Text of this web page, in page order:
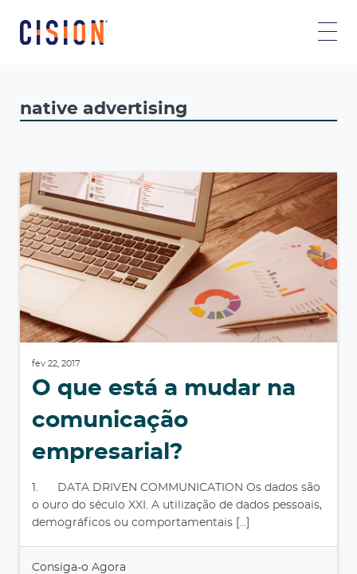
native advertising
fev 22, 2017
O que está a mudar na
comunicação
empresarial?
1. DATA DRIVEN COMMUNICATION Os dados são
o ouro do século XXI. A utilização de dados pessoais,
demográficos ou comportamentais […]
Consiga-o Agora